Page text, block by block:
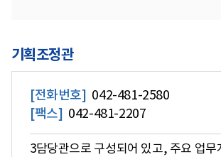
기획조정관
[전화번호] 042-481-2580
[팩스] 042-481-2207
3담당관으로 구성되어 있고, 주요 업무